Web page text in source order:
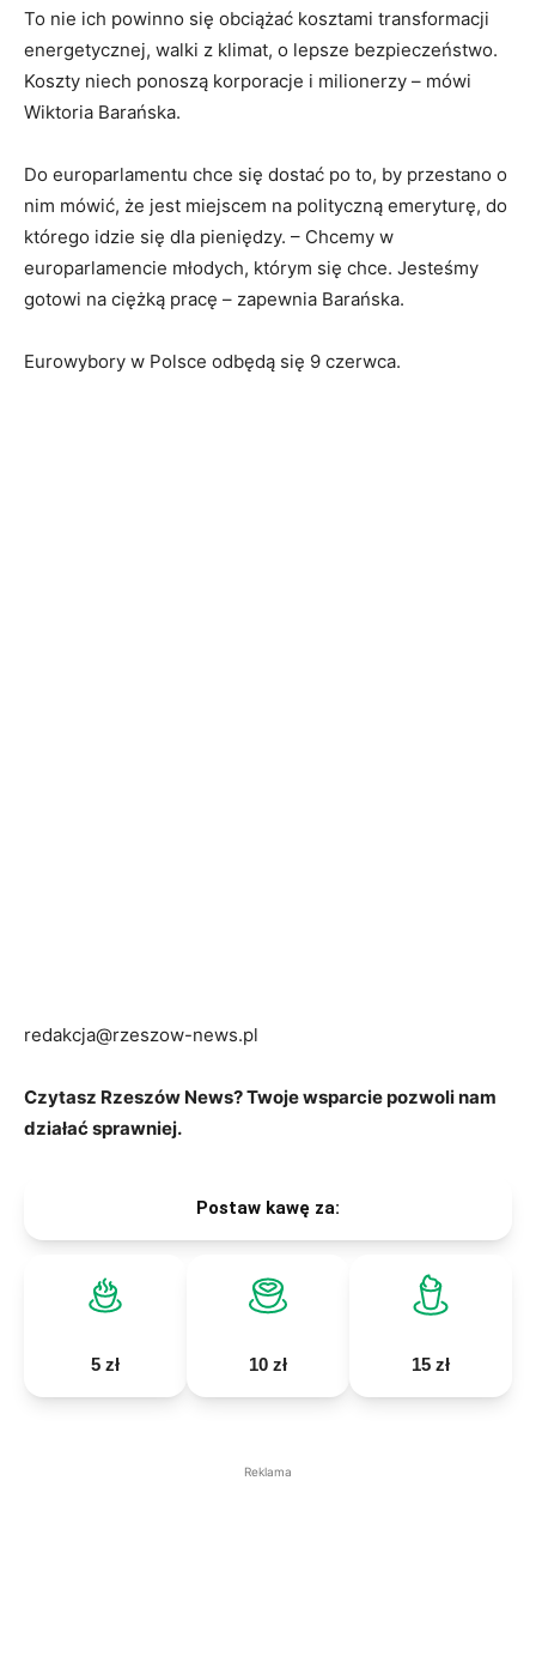
To nie ich powinno się obciążać kosztami transformacji
energetycznej, walki z klimat, o lepsze bezpieczeństwo.
Koszty niech ponoszą korporacje i milionerzy – mówi
Wiktoria Barańska.
Do europarlamentu chce się dostać po to, by przestano o
nim mówić, że jest miejscem na polityczną emeryturę, do
którego idzie się dla pieniędzy. – Chcemy w
europarlamencie młodych, którym się chce. Jesteśmy
gotowi na ciężką pracę – zapewnia Barańska.
Eurowybory w Polsce odbędą się 9 czerwca.
redakcja@rzeszow-news.pl
Czytasz Rzeszów News? Twoje wsparcie pozwoli nam
działać sprawniej.
Postaw kawę za:
5 zł 10 zł 15 zł
Reklama